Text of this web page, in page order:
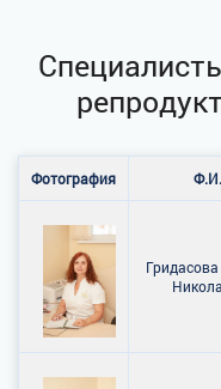
Фотография